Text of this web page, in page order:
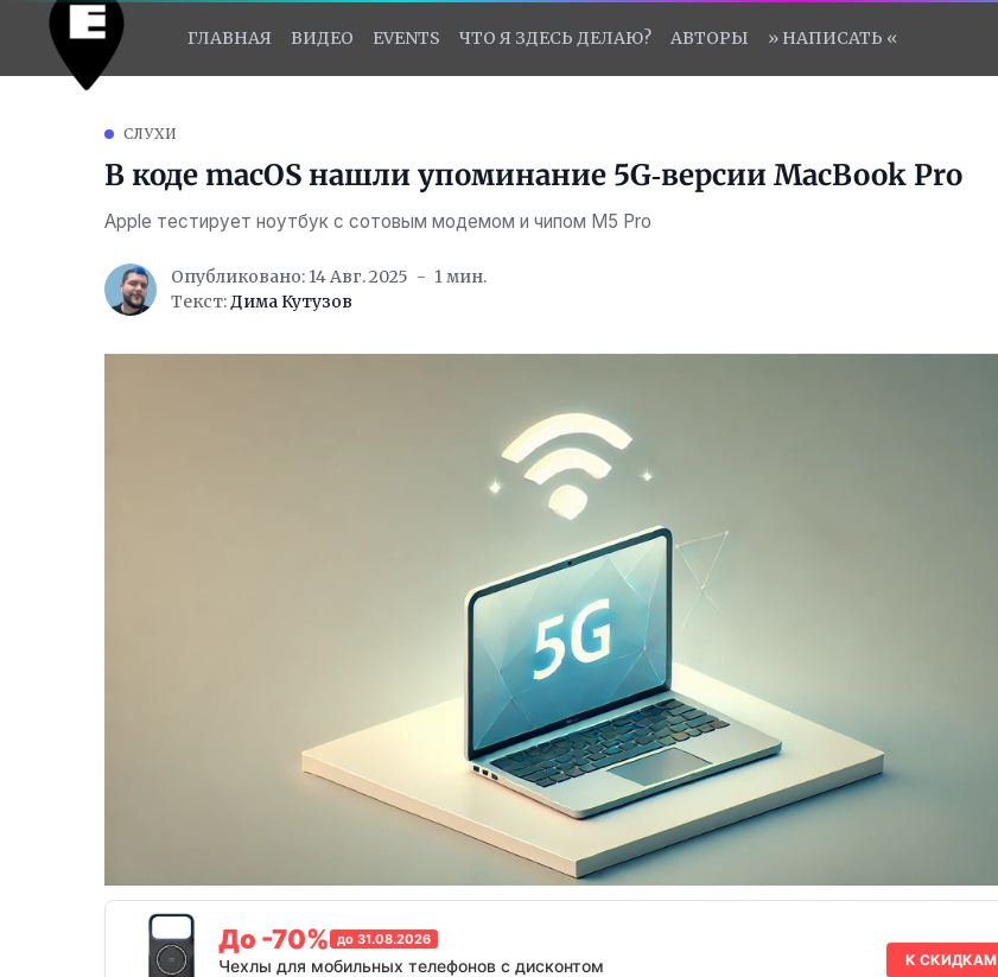
ГЛАВНАЯ ВИДЕО EVENTS ЧТО Я ЗДЕСЬ ДЕЛАЮ? АВТОРЫ » НАПИСАТЬ «
СЛУХИ
В коде macOS нашли упоминание 5G‑версии MacBook Pro
Apple тестирует ноутбук с сотовым модемом и чипом M5 Pro
Опубликовано: 14 Авг. 2025
1 мин.
Текст:Дима Кутузов
До -70% до 31.08.2026
Чехлы для мобильных телефонов с дисконтом К СКИДКАМ